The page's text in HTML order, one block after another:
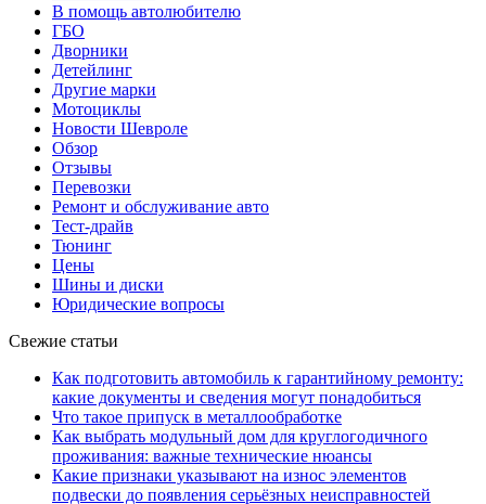
В помощь автолюбителю
ГБО
Дворники
Детейлинг
Другие марки
Мотоциклы
Новости Шевроле
Обзор
Отзывы
Перевозки
Ремонт и обслуживание авто
Тест-драйв
Тюнинг
Цены
Шины и диски
Юридические вопросы
Свежие статьи
Как подготовить автомобиль к гарантийному ремонту:
какие документы и сведения могут понадобиться
Что такое припуск в металлообработке
Как выбрать модульный дом для круглогодичного
проживания: важные технические нюансы
Какие признаки указывают на износ элементов
подвески до появления серьёзных неисправностей